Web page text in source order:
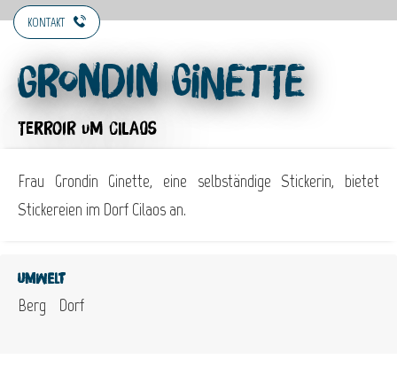
KONTAKT
Grondin Ginette
TERROIR UM CILAOS
Frau Grondin Ginette, eine selbständige Stickerin, bietet
Stickereien im Dorf Cilaos an.
Umwelt
Berg Dorf